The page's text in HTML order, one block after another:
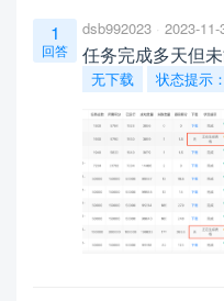
1
回答
dsb992023 2023-11-
任务完成多天但
无下载 状态提示